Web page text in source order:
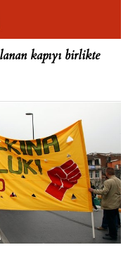
kapıyı birlikte